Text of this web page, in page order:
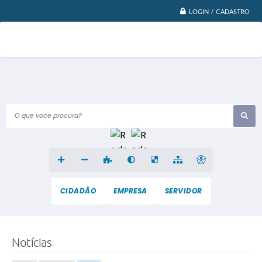
LOGIN / CADASTRO
O que voce procura?
CIDADÃO EMPRESA SERVIDOR
Notícias